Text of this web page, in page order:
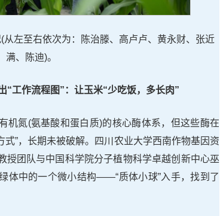
左至右依次为：陈治滕、高卢卢、黄永财、张近
满、陈迪)。
“工作流程图”：让玉米“少吃饭，多长肉”
机氮(氨基酸和蛋白质)的核心酶体系，但这些酶在
式”，长期未被破解。四川农业大学西南作物基因资
授团队与中国科学院分子植物科学卓越创新中心巫
体中的一个微小结构——“质体小球”入手，找到了